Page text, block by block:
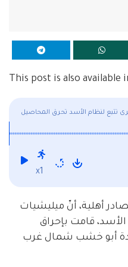
This post is also available
تتبع لنظام الأسد تحرق المحاصيل
x1
من مصادر أهلية، أنّ ميليشيات
الأسد، قامت بإحراق
أبو خشب شمال غرب